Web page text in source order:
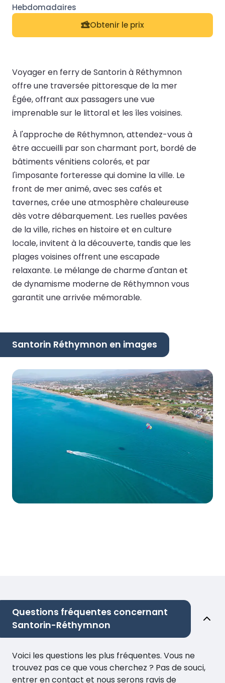
Obtenir le prix
Voyager en ferry de Santorin à Réthymnon
offre une traversée pittoresque de la mer
Égée, offrant aux passagers une vue
imprenable sur le littoral et les îles voisines.
À l'approche de Réthymnon, attendez-vous à
être accueilli par son charmant port, bordé de
bâtiments vénitiens colorés, et par
l'imposante forteresse qui domine la ville. Le
front de mer animé, avec ses cafés et
tavernes, crée une atmosphère chaleureuse
dès votre débarquement. Les ruelles pavées
de la ville, riches en histoire et en culture
locale, invitent à la découverte, tandis que les
plages voisines offrent une escapade
relaxante. Le mélange de charme d'antan et
de dynamisme moderne de Réthymnon vous
garantit une arrivée mémorable.
Santorin Réthymnon en images
Questions fréquentes concernant
Santorin-Réthymnon
Voici les questions les plus fréquentes. Vous ne
trouvez pas ce que vous cherchez ? Pas de souci,
entrer en contact et nous serons ravis de